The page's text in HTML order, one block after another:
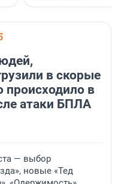
в скорые
происходило в
атаки БПЛА
— выбор
новые «Тед